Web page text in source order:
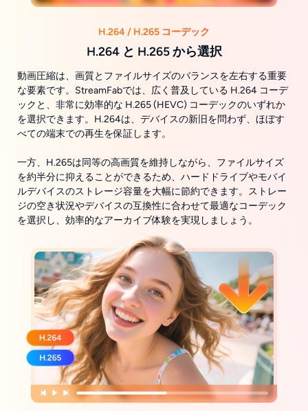
H.264 / H.265 コーデック
H.264 と H.265 から選択
動画圧縮は、画質とファイルサイズのバランスを左右する重要
な要素です。StreamFabでは、広く普及している H.264 コーデ
ックと、非常に効率的な H.265 (HEVC) コーデックのいずれか
を選択できます。H.264は、デバイスの新旧を問わず、ほぼす
べての端末での再生を保証します。
一方、H.265は同等の高画質を維持しながら、ファイルサイズ
を約半分に抑えることができるため、ハードドライブやモバイ
ルデバイスのストレージ容量を大幅に節約できます。ストレー
ジの空き状況やデバイスの互換性に合わせて最適なコーデック
を選択し、効率的なアーカイブ体験を実現しましょう。